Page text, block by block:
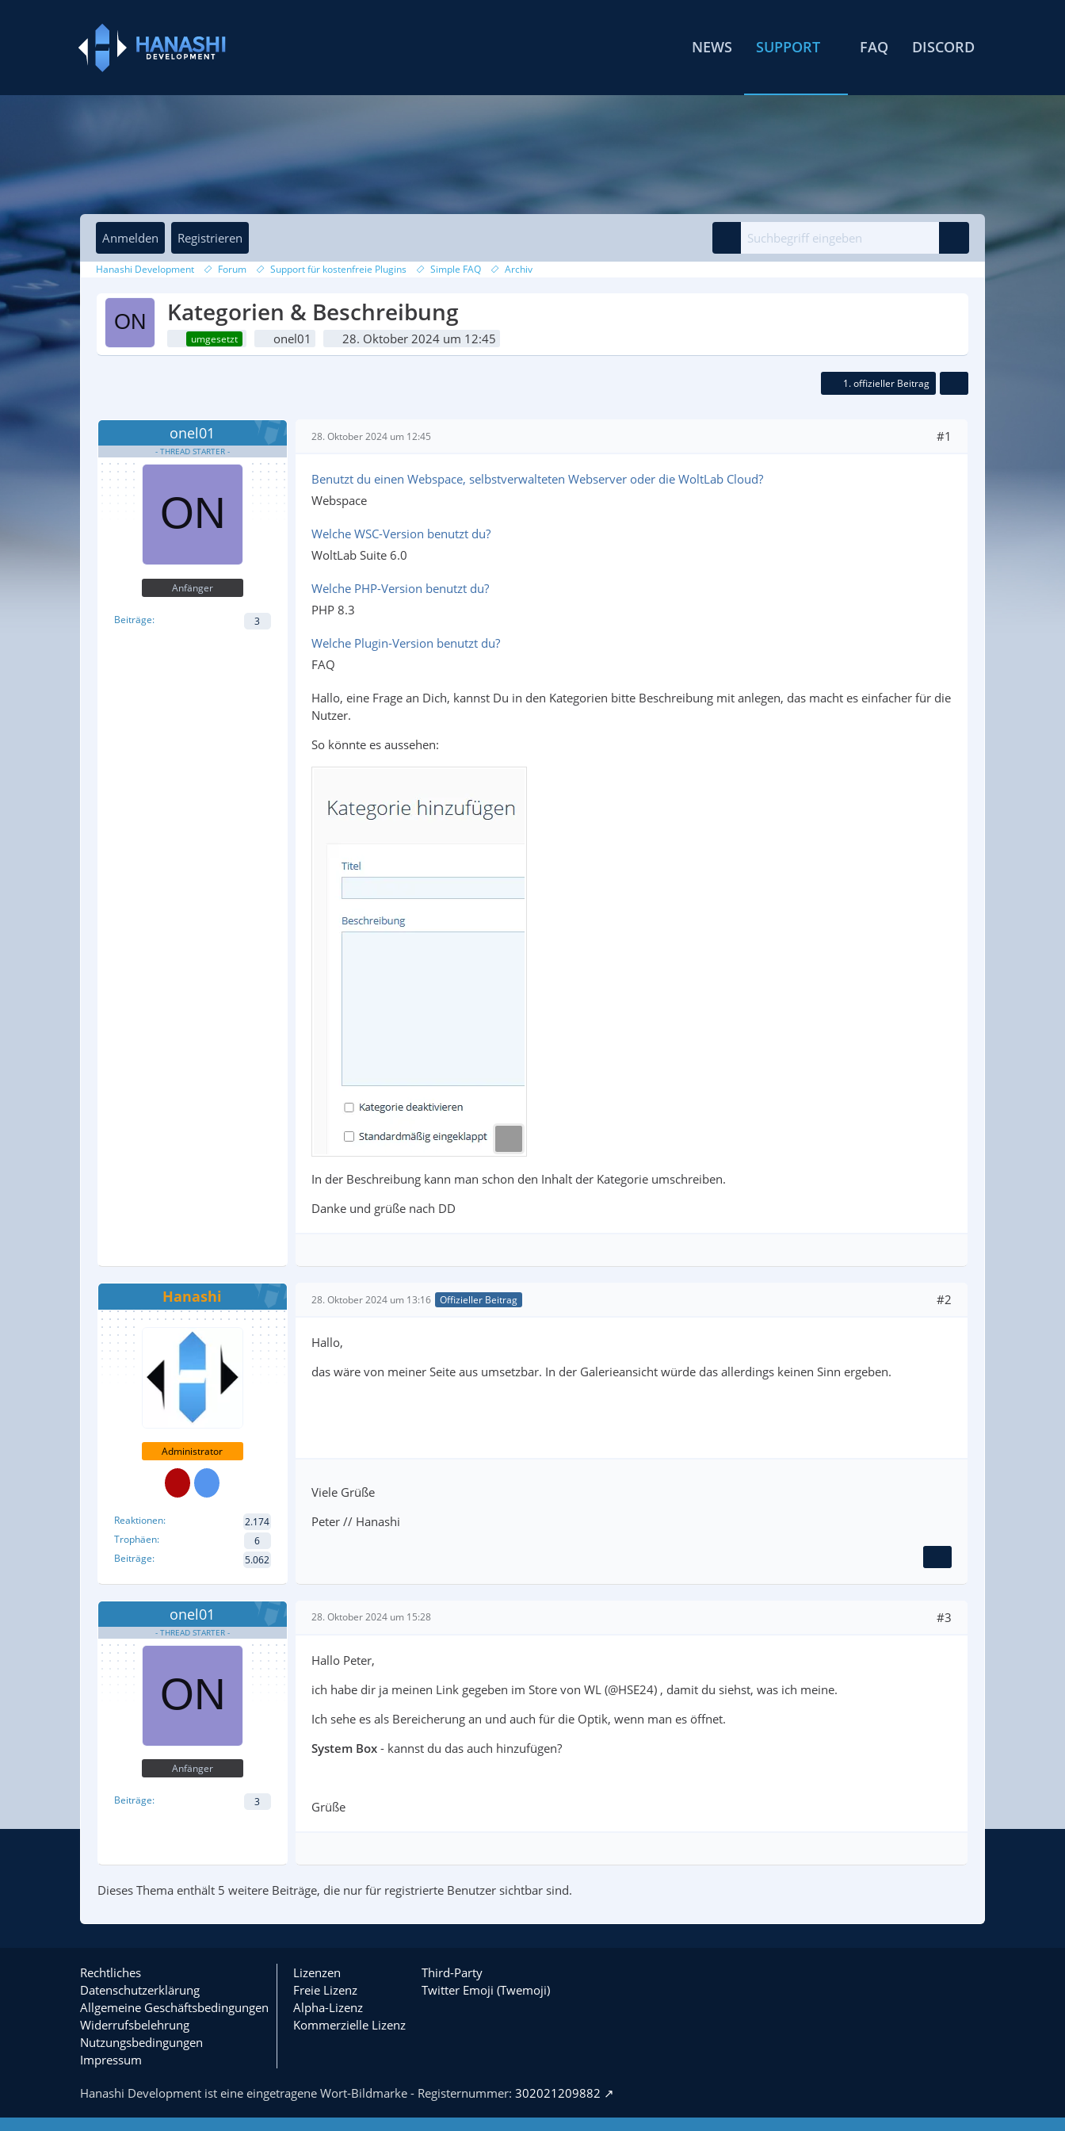
NEWS SUPPORT FAQ DISCORD
Anmelden Registrieren
Hanashi Development Forum Support für kostenfreie Plugins Simple FAQ Archiv
Kategorien & Beschreibung
umgesetzt onel01 28. Oktober 2024 um 12:45
1. offizieller Beitrag
onel01
Anfänger
Beiträge 3
28. Oktober 2024 um 12:45 #1
Benutzt du einen Webspace, selbstverwalteten Webserver oder die WoltLab Cloud?
Webspace
Welche WSC-Version benutzt du?
WoltLab Suite 6.0
Welche PHP-Version benutzt du?
PHP 8.3
Welche Plugin-Version benutzt du?
FAQ
Hallo, eine Frage an Dich, kannst Du in den Kategorien bitte Beschreibung mit anlegen, das macht es einfacher für die
Nutzer.
So könnte es aussehen:
In der Beschreibung kann man schon den Inhalt der Kategorie umschreiben.
Danke und grüße nach DD
Hanashi
Administrator
Reaktionen
2.174
Trophäen
6
Beiträge
5.062
28. Oktober 2024 um 13:16 Offizieller Beitrag #2
Hallo,
das wäre von meiner Seite aus umsetzbar. In der Galerieansicht würde das allerdings keinen Sinn ergeben.
Viele Grüße
Peter // Hanashi
onel01
Anfänger
Beiträge 3
28. Oktober 2024 um 15:28 #3
Hallo Peter,
ich habe dir ja meinen Link gegeben im Store von WL (@HSE24) , damit du siehst, was ich meine.
Ich sehe es als Bereicherung an und auch für die Optik, wenn man es öffnet.
System Box- kannst du das auch hinzufügen?
Grüße
Dieses Thema enthält 5 weitere Beiträge, die nur für registrierte Benutzer sichtbar sind.
Rechtliches
Datenschutzerklärung
Allgemeine Geschäftsbedingungen
Widerrufsbelehrung
Nutzungsbedingungen
Impressum
Lizenzen
Freie Lizenz
Alpha-Lizenz
Kommerzielle Lizenz
Third-Party
Twitter Emoji (Twemoji)
Hanashi Development ist eine eingetragene Wort-Bildmarke - Registernummer: 302021209882